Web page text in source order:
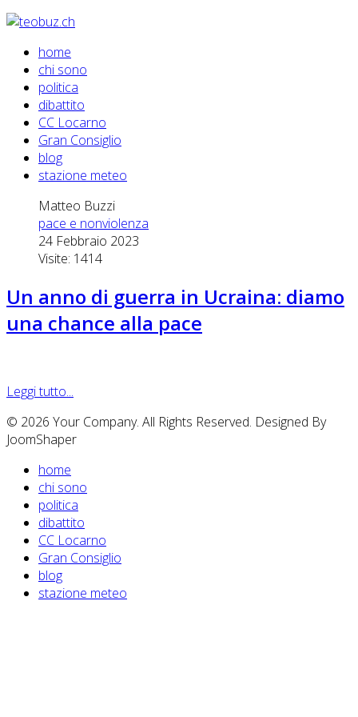
home
chi sono
politica
dibattito
CC Locarno
Gran Consiglio
blog
stazione meteo
Matteo Buzzi
pace e nonviolenza
24 Febbraio 2023
Visite: 1414
Un anno di guerra in Ucraina: diamo
una chance alla pace
Leggi tutto...
© 2026 Your Company. All Rights Reserved. Designed By
JoomShaper
home
chi sono
politica
dibattito
CC Locarno
Gran Consiglio
blog
stazione meteo